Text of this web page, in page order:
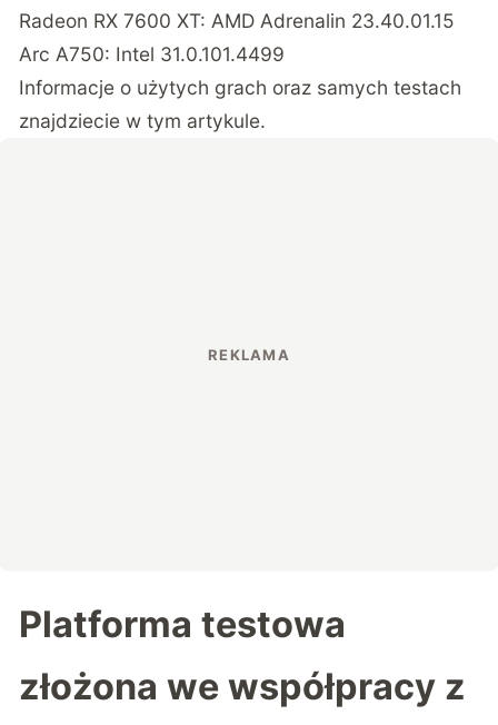
Radeon RX 7600 XT: AMD Adrenalin 23.40.01.15
Arc A750: Intel 31.0.101.4499
Informacje o użytych grach oraz samych testach
znajdzieciew tym artykule.
Platforma testowa
złożona we współpracy z